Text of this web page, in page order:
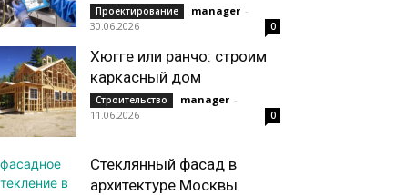
Проектирование manager -
30.06.2026
0
Хюгге или ранчо: строим
каркасный дом
Строительство manager -
11.06.2026
0
Стеклянный фасад в
архитектуре Москвы